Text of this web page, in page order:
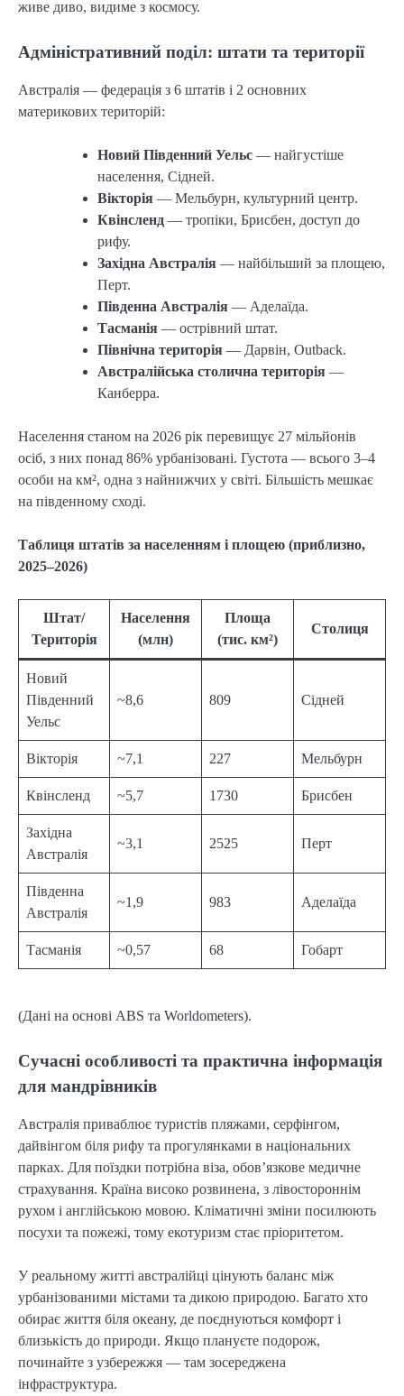
живе диво, видиме з космосу.
Адміністративний поділ: штати та території
Австралія — федерація з 6 штатів і 2 основних
материкових територій:
Новий Південний Уельс — найгустіше
населення, Сідней.
Вікторія — Мельбурн, культурний центр.
Квінсленд — тропіки, Брисбен, доступ до
рифу.
Західна Австралія — найбільший за площею,
Перт.
Південна Австралія — Аделаїда.
Тасманія — острівний штат.
Північна територія — Дарвін, Outback.
Австралійська столична територія —
Канберра.
Населення станом на 2026 рік перевищує 27 мільйонів
осіб, з них понад 86% урбанізовані. Густота — всього 3–4
особи на км², одна з найнижчих у світі. Більшість мешкає
на південному сході.
Таблиця штатів за населенням і площею (приблизно,
2025–2026)
Штат/
Територія
Населення
(млн)
Площа
(тис. км²)
Столиця
Новий
Південний
Уельс
~8,6 809 Сідней
Вікторія ~7,1 227 Мельбурн
Квінсленд ~5,7 1730 Брисбен
Західна
Австралія
~3,1 2525 Перт
Південна
Австралія
~1,9 983 Аделаїда
Тасманія ~0,57 68 Гобарт
(Дані на основі ABS та Worldometers).
Сучасні особливості та практична інформація
для мандрівників
Австралія приваблює туристів пляжами, серфінгом,
дайвінгом біля рифу та прогулянками в національних
парках. Для поїздки потрібна віза, обов’язкове медичне
страхування. Країна високо розвинена, з лівостороннім
рухом і англійською мовою. Кліматичні зміни посилюють
посухи та пожежі, тому екотуризм стає пріоритетом.
У реальному житті австралійці цінують баланс між
урбанізованими містами та дикою природою. Багато хто
обирає життя біля океану, де поєднуються комфорт і
близькість до природи. Якщо плануєте подорож,
починайте з узбережжя — там зосереджена
інфраструктура.